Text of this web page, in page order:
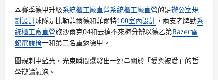
本賽季德甲升級系統櫃工廠直營系統櫃工廠直營的足辦公室規
劃設計球隊是比勒菲爾德和菲爾特100室內設計 ，兩支老牌勁系
統櫃工廠直營旅沙爾克04和云達不來梅分辨以德乙第Razer雷
蛇電競椅一和第二名重返德甲。
圓規刺中藍光，光束瞬間爆發出一連串關於「愛與被愛」的哲
學辯論氣泡。